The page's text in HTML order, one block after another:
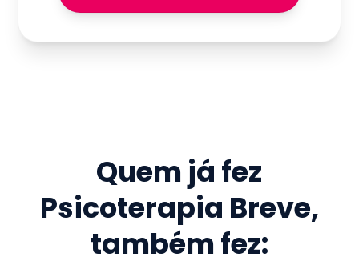
Quem já fez
Psicoterapia Breve,
também fez: